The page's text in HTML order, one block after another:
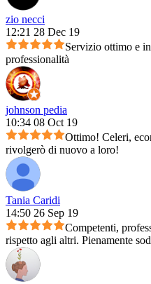
zio necci
12:21 28 Dec 19
Servizio ottimo e
professionalità
johnson pedia
10:34 08 Oct 19
Ottimo! Celeri,
rivolgerò di nuovo a loro!
Tania Caridi
14:50 26 Sep 19
Competenti,
rispetto agli altri. Pienamente